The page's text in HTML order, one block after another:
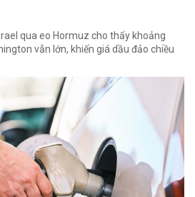
qua eo Hormuz cho thấy khoảng
vẫn lớn, khiến giá dầu đảo chiều